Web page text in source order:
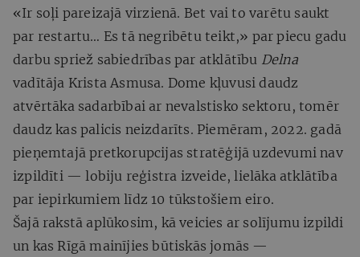
«Ir soļi pareizajā virzienā. Bet vai to varētu saukt
par restartu… Es tā negribētu teikt,» par piecu gadu
darbu spriež sabiedrības par atklātību Delna
vadītāja Krista Asmusa. Dome kļuvusi daudz
atvērtāka sadarbībai ar nevalstisko sektoru, tomēr
daudz kas palicis neizdarīts. Piemēram, 2022. gadā
pieņemtajā pretkorupcijas stratēģijā uzdevumi nav
izpildīti — lobiju reģistra izveide, lielāka atklātība
par iepirkumiem līdz 10 tūkstošiem eiro.
Šajā rakstā aplūkosim, kā veicies ar solījumu izpildi
un kas Rīgā mainījies būtiskās jomās —